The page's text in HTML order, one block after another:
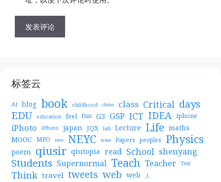
标签云
AI blog book childhood china class Critical days
EDU education feel fun G3 GSP ICT IDEA iphone
iPhoto iPhoto japan JQX lab Lecture Life maths
MOOC MPO new NEYC none Papers peoples Physics
poem qiusir qiutopia read School shenyang
Students Supernormal Teach Teacher Test
Think travel tweets web web 人